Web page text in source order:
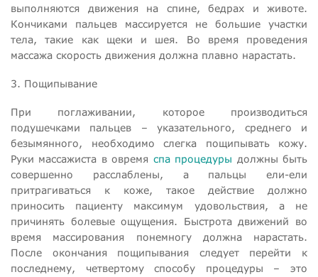
выполняются движения на спине, бедрах и животе.
Кончиками пальцев массируется не большие участки
тела, такие как щеки и шея. Во время проведения
массажа скорость движения должна плавно нарастать.
3. Пощипывание
При поглаживании, которое производиться
подушечками пальцев – указательного, среднего и
безымянного, необходимо слегка пощипывать кожу.
Руки массажиста в овремя спа процедуры должны быть
совершенно расслаблены, а пальцы ели-ели
притрагиваться к коже, такое действие должно
приносить пациенту максимум удовольствия, а не
причинять болевые ощущения. Быстрота движений во
время массирования понемногу должна нарастать.
После окончания пощипывания следует перейти к
последнему, четвертому способу процедуры – это